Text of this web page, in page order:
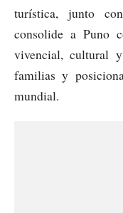
turística, junto
consolide a Puno
vivencial, cultural
familias y
mundial.